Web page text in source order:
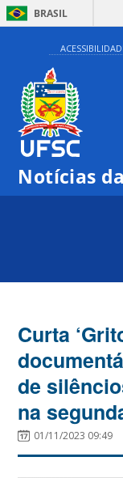
BRASIL
Notícias
Curta
de
na
01/11/2023 09:49